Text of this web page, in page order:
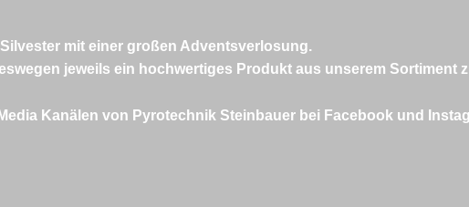
mit einer großen Adventsverlosung.
jeweils ein hochwertiges Produkt aus unserem Sortiment
Kanälen von Pyrotechnik Steinbauer bei Facebook und